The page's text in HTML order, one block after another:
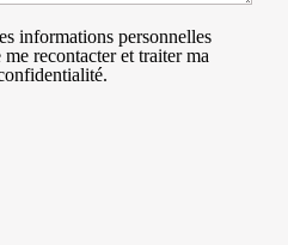
informations personnelles
recontacter et traiter ma